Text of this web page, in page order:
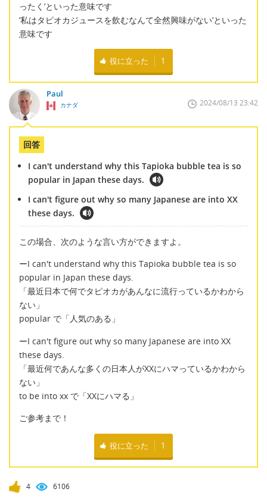
ったく’といった意味です
’私はタピオカジュースを飲むなんて全然興味がない’といった
意味です
役に立った 1
Paul
カナダ 2024/08/13 23:42
回答
I can't understand why this Tapioka bubble tea is so
popular in Japan these days.
I can't figure out why so many Japanese are into XX
these days.
この場合、次のような言い方ができますよ。
ーI can't understand why this Tapioka bubble tea is so
popular in Japan these days.
「最近日本で何でタピオカがあんなに流行っているかわから
ない」
popular で「人気のある」
ーI can't figure out why so many Japanese are into XX
these days.
「最近何であんな多くの日本人がXXにハマっているかわから
ない」
to be into xx で「XXにハマる」
ご参考まで！
役に立った 1
4 6106